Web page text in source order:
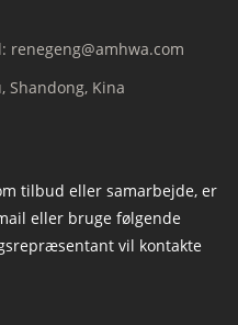
renegeng@amhwa.com
Shandong, Kina
tilbud eller samarbejde, er
eller bruge følgende
vil kontakte